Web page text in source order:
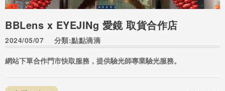
BBLens x EYEJINg 愛鏡 取貨合作店
2024/05/07 分類:點點滴滴
網站下單合作門市快取服務，提供驗光師專業驗光服務。